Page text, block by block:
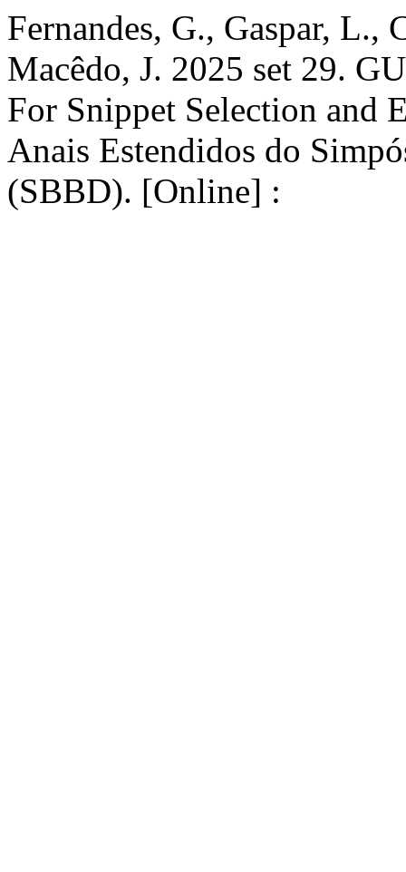
Fernandes, G., Gaspar, L.,
Macêdo, J. 2025 set 29.
For Snippet Selection and
Anais Estendidos do
(SBBD). [Online] :